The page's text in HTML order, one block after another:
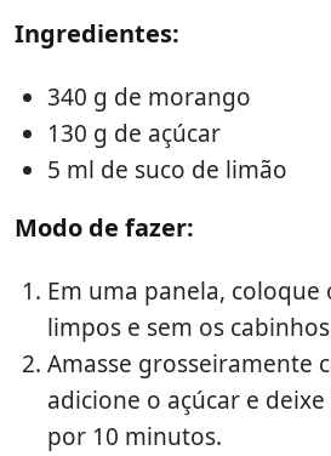
Ingredientes:
340 g de morango
130 g de açúcar
5 ml de suco de limão
Modo de fazer:
Em uma panela, coloque
limpos e sem os
Amasse grosseiramente
adicione o açúcar e
por 10 minutos.